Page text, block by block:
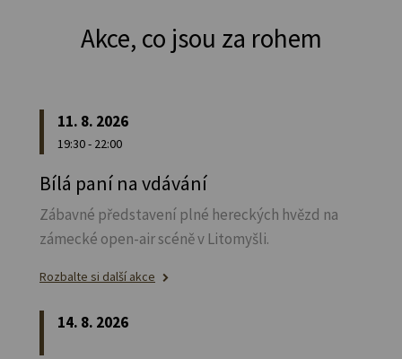
Akce, co jsou za rohem
11. 8. 2026
19:30 - 22:00
Bílá paní na vdávání
Zábavné představení plné hereckých hvězd na
zámecké open-air scéně v Litomyšli.
Rozbalte si další akce
14. 8. 2026